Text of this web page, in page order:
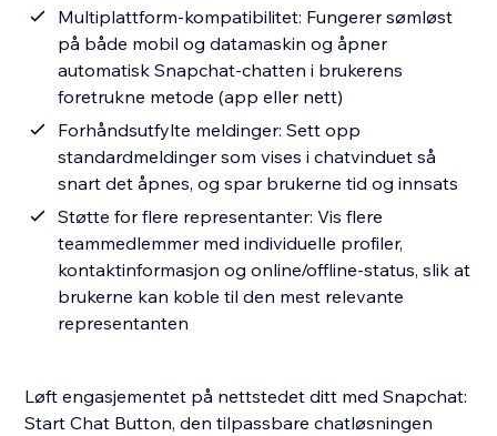
Multiplattform-kompatibilitet: Fungerer sømløst
på både mobil og datamaskin og åpner
automatisk Snapchat-chatten i brukerens
foretrukne metode (app eller nett)
Forhåndsutfylte meldinger: Sett opp
standardmeldinger som vises i chatvinduet så
snart det åpnes, og spar brukerne tid og innsats
Støtte for flere representanter: Vis flere
teammedlemmer med individuelle profiler,
kontaktinformasjon og online/offline-status, slik at
brukerne kan koble til den mest relevante
representanten
Løft engasjementet på nettstedet ditt med Snapchat:
Start Chat Button, den tilpassbare chatløsningen